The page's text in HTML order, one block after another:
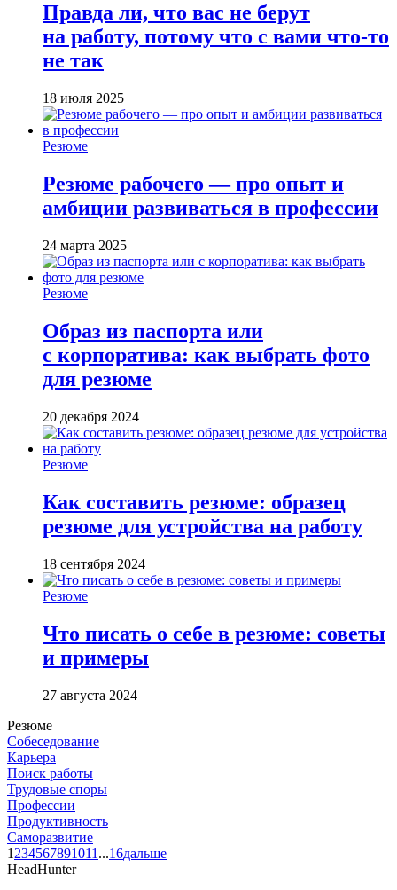
Правда ли, что вас не берут
на работу, потому что с вами что-то
не так
18 июля 2025
Резюме
Резюме рабочего — про опыт и
амбиции развиваться в профессии
24 марта 2025
Резюме
Образ из паспорта или
с корпоратива: как выбрать фото
для резюме
20 декабря 2024
Резюме
Как составить резюме: образец
резюме для устройства на работу
18 сентября 2024
Резюме
Что писать о себе в резюме: советы
и примеры
27 августа 2024
Резюме
Собеседование
Карьера
Поиск работы
Трудовые споры
Профессии
Продуктивность
Саморазвитие
1 234567891011 ...16дальше
HeadHunter